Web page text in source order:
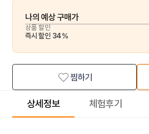
나의 예상 구매가
상품 할인
즉시 할인 34%
찜하기
상세정보 체험후기